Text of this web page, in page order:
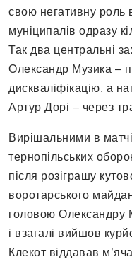
свою негативну роль
муніципалів одразу
Так два центральні
Олександр Музика –
дискваліфікацію, а
Артур Дорі – через
Вирішальними в
тернопільських
після розіграшу
воротарського
головою Олександру
і взагалі вийшов
Клекот віддавав